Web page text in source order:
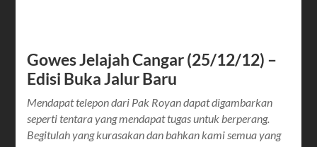
Gowes Jelajah Cangar (25/12/12) –
Edisi Buka Jalur Baru
Mendapat telepon dari Pak Royan dapat digambarkan
seperti tentara yang mendapat tugas untuk berperang.
Begitulah yang kurasakan dan bahkan kami semua yang